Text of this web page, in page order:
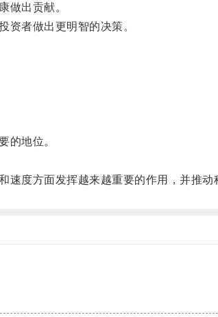
出贡献。
者做出更明智的决策。
的地位。
方面发挥越来越重要的作用，并推动